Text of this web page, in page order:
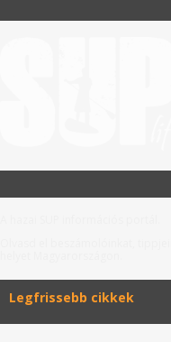
Legfrissebb cikkek